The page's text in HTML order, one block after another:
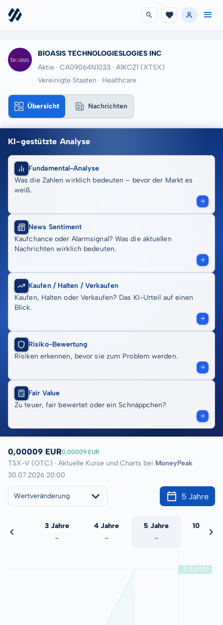
BIOASIS TECHNOLOGIESLOGIES INC
Aktie · CA09064N1033 · A1KCZ1 (XTSX)
Vereinigte Staaten · Healthcare
Übersicht Nachrichten
KI-gestützte Analyse
Fundamental-Analyse
Was die Zahlen wirklich bedeuten – bevor der Markt es
weiß.
News Sentiment
Kaufchance oder Alarmsignal? Was die aktuellen
Nachrichten wirklich bedeuten.
Kaufen / Halten / Verkaufen
Kaufen, Halten oder Verkaufen? Das KI-Urteil auf einen
Blick.
Risiko-Bewertung
Risiken erkennen, bevor sie zum Problem werden.
Fair Value
Zu teuer, fair bewertet oder ein Schnäppchen?
0,00009 EUR0,00009 EUR
TSX-V (OTC) · Aktuelle Kurse und Charts bei MoneyPeak
30.07.2026 20:00
Wertveränderung 5 Jahre
3 Jahre
-
4 Jahre
-
5 Jahre
-
10 Jahre